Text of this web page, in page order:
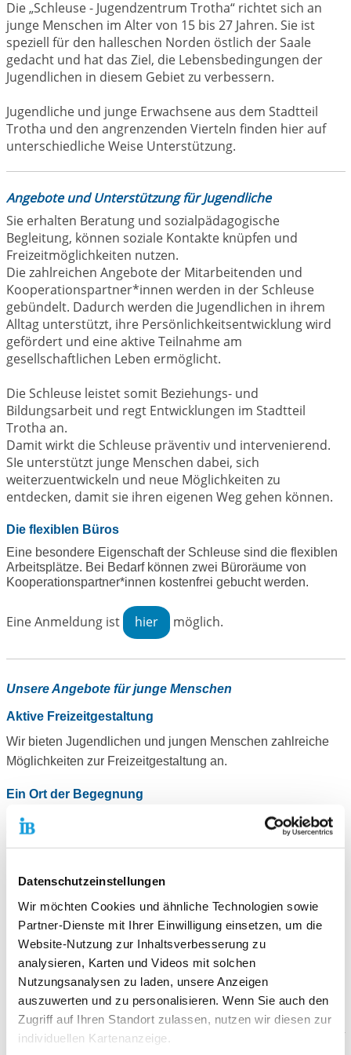
Datenschutzeinstellungen
Wir möchten Cookies und ähnliche Technologien sowie
Partner-Dienste mit Ihrer Einwilligung einsetzen, um die
Website-Nutzung zur Inhaltsverbesserung zu
analysieren, Karten und Videos mit solchen
Nutzungsanalysen zu laden, unsere Anzeigen
auszuwerten und zu personalisieren. Wenn Sie auch den
Zugriff auf Ihren Standort zulassen, nutzen wir diesen zur
individuellen Kartenanzeige.
Die „Schleuse - Jugendzentrum Trotha“ richtet sich an
junge Menschen im Alter von 15 bis 27 Jahren. Sie ist
speziell für den halleschen Norden östlich der Saale
gedacht und hat das Ziel, die Lebensbedingungen der
Jugendlichen in diesem Gebiet zu verbessern.
Jugendliche und junge Erwachsene aus dem Stadtteil
Trotha und den angrenzenden Vierteln finden hier auf
unterschiedliche Weise Unterstützung.
Angebote und Unterstützung für Jugendliche
Sie erhalten Beratung und sozialpädagogische
Begleitung, können soziale Kontakte knüpfen und
Freizeitmöglichkeiten nutzen.
Die zahlreichen Angebote der Mitarbeitenden und
Kooperationspartner*innen werden in der Schleuse
gebündelt. Dadurch werden die Jugendlichen in ihrem
Alltag unterstützt, ihre Persönlichkeitsentwicklung wird
gefördert und eine aktive Teilnahme am
gesellschaftlichen Leben ermöglicht.
Die Schleuse leistet somit Beziehungs- und
Bildungsarbeit und regt Entwicklungen im Stadtteil
Trotha an.
Damit wirkt die Schleuse präventiv und intervenierend.
SIe unterstützt junge Menschen dabei, sich
weiterzuentwickeln und neue Möglichkeiten zu
entdecken, damit sie ihren eigenen Weg gehen können.
Die flexiblen Büros
Eine besondere Eigenschaft der Schleuse sind die flexiblen
Arbeitsplätze. Bei Bedarf können zwei Büroräume von
Kooperationspartner*innen kostenfrei gebucht werden.
Eine Anmeldung ist hier möglich.
Unsere Angebote für junge Menschen
Aktive Freizeitgestaltung
Wir bieten Jugendlichen und jungen Menschen zahlreiche
Möglichkeiten zur Freizeitgestaltung an.
Ein Ort der Begegnung
Der Gruppenraum ist ein Ort der Begegnung - ein Treffpunkt,
der an drei Nachmittagen in der Woche für alle jungen
Menschen offen steht.
Sozialpädagogische Beratung
Sozialcoaching
Hilfe in Krisensituationen
Unterstützung bei multiplen Problemlagen
Unterstützung bei der Beantragung von Leistungen
Wohnraumsuche und -sicherung
Vermittlung zwischen Behörden, Ämtern und Klient*innen
Berufsorientierung
Weitervermittlung an Beratungsstellen